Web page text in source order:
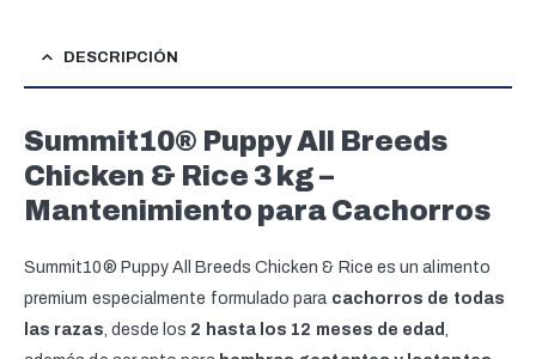
DESCRIPCIÓN
Summit10® Puppy All Breeds
Chicken & Rice 3 kg –
Mantenimiento para Cachorros
Summit10® Puppy All Breeds Chicken & Rice es un alimento
premium especialmente formulado para cachorros de todas
las razas, desde los 2 hasta los 12 meses de edad,